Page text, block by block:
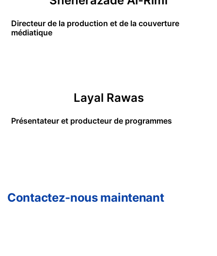
Directeur de la production et de la couverture
médiatique
Layal Rawas
Présentateur et producteur de programmes
Contactez-nous maintenant